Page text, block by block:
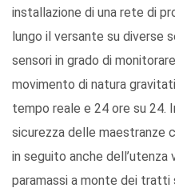
installazione di una rete di
lungo il versante su diverse
sensori in grado di
movimento di natura
tempo reale e 24 ore su 24.
sicurezza delle maestranze
in seguito anche dell’utenza
paramassi a monte dei tratti